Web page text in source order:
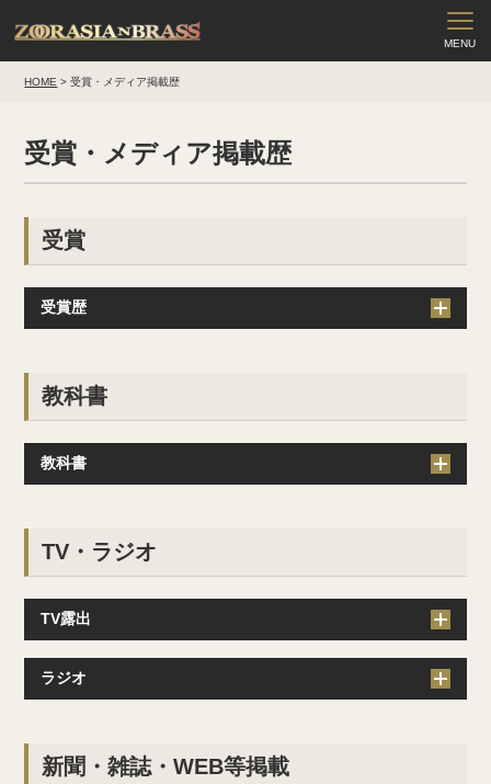
HOME >受賞・メディア掲載歴
受賞・メディア掲載歴
受賞
受賞歴
教科書
教科書
TV・ラジオ
TV露出
ラジオ
新聞・雑誌・WEB等掲載